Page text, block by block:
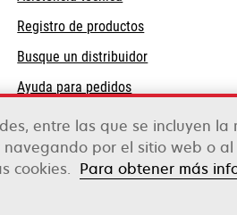
abre
en
una
pestaña
nueva
en
una
pestaña
nueva
Registro de productos
Busque un distribuidor
Ayuda para pedidos
Mayoristas de Lexmark
Legal Política de
entre las que se incluyen la
por el sitio web o al
cookies. Para obtener más